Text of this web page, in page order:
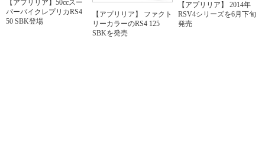
【アプリリア】50ccスー
パーバイクレプリカRS4
50 SBK登場
【アプリリア】 ファクト
リーカラーのRS4 125
SBKを発売
【アプリリア】 2014年
RSV4シリーズを6月下旬
発売